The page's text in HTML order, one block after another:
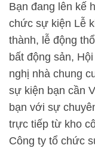
Bạn đang lên kế
chức sự kiện Lễ
thành, lễ động
bất động sản,
nghị nhà chung
sự kiện bạn cần
bạn với sự
trực tiếp từ kho
Công ty tổ chức